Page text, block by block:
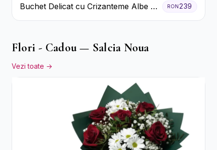
Buchet Delicat cu Crizanteme Albe și
Mov
RON239
Flori - Cadou — Salcia Noua
Vezi toate →